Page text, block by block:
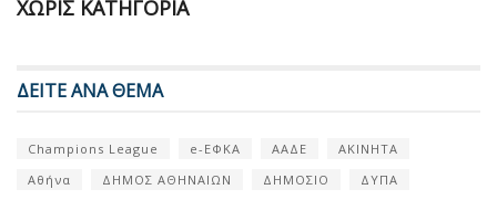
ΧΩΡΊΣ ΚΑΤΗΓΟΡΊΑ
ΔΕΙΤΕ ΑΝΑ ΘΕΜΑ
Champions League e-ΕΦΚΑ ΑΑΔΕ
ΑΚΙΝΗΤΑ
Αθήνα
ΔΗΜΟΣ ΑΘΗΝΑΙΩΝ ΔΗΜΟΣΙΟ
ΔΥΠΑ